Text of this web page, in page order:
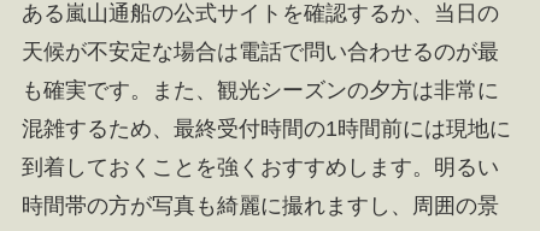
ある嵐山通船の公式サイトを確認するか、当日の
天候が不安定な場合は電話で問い合わせるのが最
も確実です。また、観光シーズンの夕方は非常に
混雑するため、最終受付時間の1時間前には現地に
到着しておくことを強くおすすめします。明るい
時間帯の方が写真も綺麗に撮れますし、周囲の景